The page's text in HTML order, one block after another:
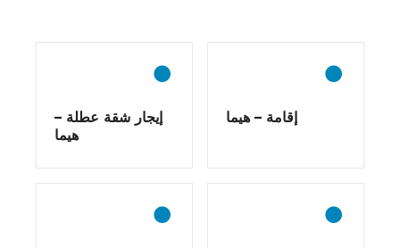
إقامة – هيما
إيجار شقة عطلة –
هيما